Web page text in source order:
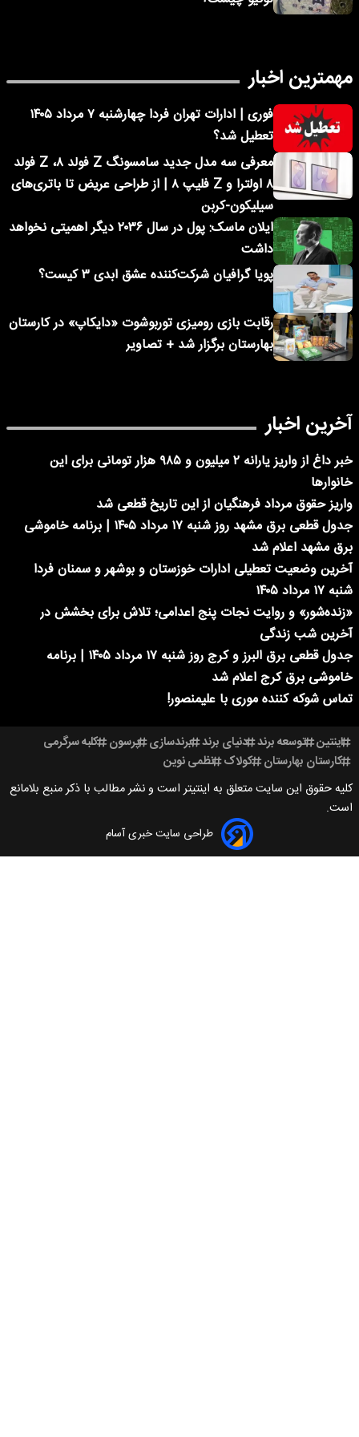
فوری | ادارات تهران فردا چهارشنبه ۷ مرداد ۱۴۰۵
تعطیل شد؟
معرفی سه مدل جدید سامسونگ Z فولد ۸، Z فولد
۸ اولترا و Z فلیپ ۸ | از طراحی عریض تا باتری‌های
سیلیکون-کربن
ایلان ماسک: پول در سال ۲۰۳۶ دیگر اهمیتی نخواهد
داشت
پویا گرافیان شرکت‌کننده عشق ابدی ۳ کیست؟
رقابت بازی رومیزی توربوشوت «دایکاپ» در کارستان
بهارستان برگزار شد + تصاویر
خبر داغ از واریز یارانه ۲ میلیون و ۹۸۵ هزار تومانی برای این
فرهنگیان از این تاریخ قطعی شد
جدول قطعی برق مشهد روز شنبه ۱۷ مرداد ۱۴۰۵ | برنامه خاموشی
شد
تعطیلی ادارات خوزستان و بوشهر و سمنان فردا
روایت نجات پنج اعدامی؛ تلاش برای بخشش در
جدول قطعی برق البرز و کرج روز شنبه ۱۷ مرداد ۱۴۰۵ | برنامه
کرج اعلام شد
موری با علیمنصور!
برند دنیای برند برندسازی پرسون کلبه سرگرمی
کولاک نظمی نوین
سایت متعلق به اینتیتر است و نشر مطالب با ذکر منبع بلامانع
طراحی سایت خبری آسام